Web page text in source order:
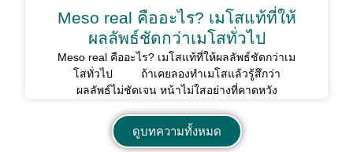
Meso real คืออะไร? เมโสแท้ที่ให้
ผลลัพธ์ชัดกว่าเมโสทั่วไป
Meso real คืออะไร? เมโสแท้ที่ให้ผลลัพธ์ชัดกว่าเม
โสทั่วไป ถ้าเคยลองทำเมโสแล้วรู้สึกว่า
ผลลัพธ์ไม่ชัดเจน หน้าไม่ใสอย่างที่คาดหวัง
ดูบทความทั้งหมด